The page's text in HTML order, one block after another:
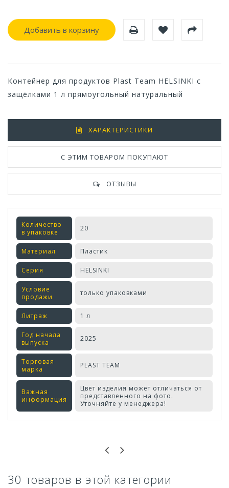
Добавить в корзину
Контейнер для продуктов Plast Team HELSINKI с
защёлками 1 л прямоугольный натуральный
ХАРАКТЕРИСТИКИ
С ЭТИМ ТОВАРОМ ПОКУПАЮТ
ОТЗЫВЫ
Количество
в упаковке
20
Материал Пластик
Серия HELSINKI
Условие
продажи
только упаковками
Литраж 1 л
Год начала
выпуска
2025
Торговая
марка
PLAST TEAM
Важная
информация
Цвет изделия может отличаться от
представленного на фото.
Уточняйте у менеджера!
30 товаров в этой категории